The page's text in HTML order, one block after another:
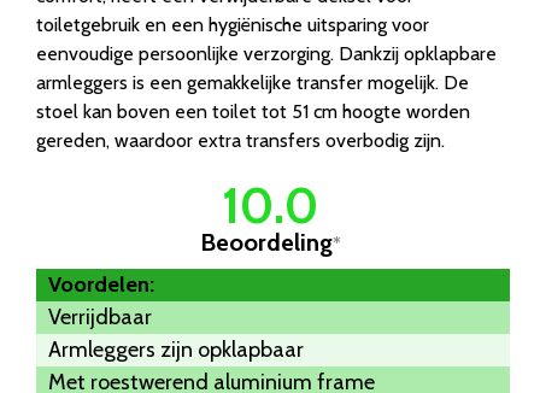
toiletgebruik en een hygiënische uitsparing voor
eenvoudige persoonlijke verzorging. Dankzij opklapbare
armleggers is een gemakkelijke transfer mogelijk. De
stoel kan boven een toilet tot 51 cm hoogte worden
gereden, waardoor extra transfers overbodig zijn.
10.0
Beoordeling*
Voordelen:
Verrijdbaar
Armleggers zijn opklapbaar
Met roestwerend aluminium frame